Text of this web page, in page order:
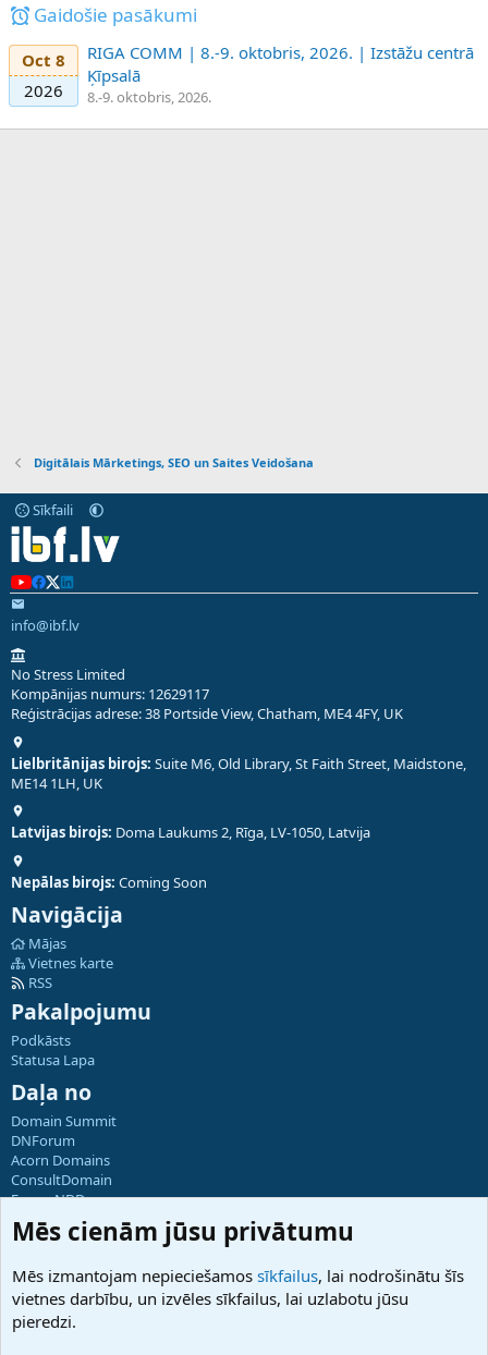
Gaidošie pasākumi
Oct 8
2026
RIGA COMM | 8.-9. oktobris, 2026. | Izstāžu centrā
Ķīpsalā
8.-9. oktobris, 2026.
Digitālais Mārketings, SEO un Saites Veidošana
Sīkfaili
info@ibf.lv
No Stress Limited
Kompānijas numurs: 12629117
Reģistrācijas adrese: 38 Portside View, Chatham, ME4 4FY, UK
Lielbritānijas birojs: Suite M6, Old Library, St Faith Street, Maidstone,
ME14 1LH, UK
Latvijas birojs: Doma Laukums 2, Rīga, LV-1050, Latvija
Nepālas birojs: Coming Soon
Navigācija
Mājas
Vietnes karte
RSS
Pakalpojumu
Podkāsts
Statusa Lapa
Daļa no
Domain Summit
DNForum
Acorn Domains
ConsultDomain
ForumNDD
Domainforum.ro
27.be
Hostmaria
Atbalsts
Mēs cienām jūsu privātumu
Mēs izmantojam nepieciešamos sīkfailus, lai nodrošinātu šīs
vietnes darbību, un izvēles sīkfailus, lai uzlabotu jūsu
pieredzi.